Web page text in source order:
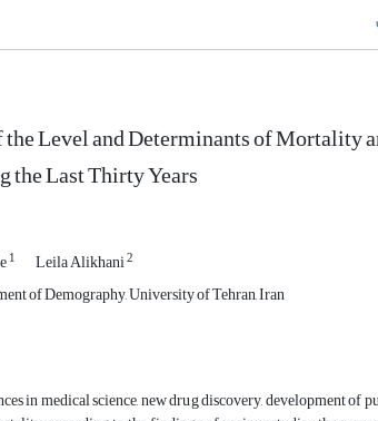
Level and Determinants of Mortality
the Last Thirty Years
1 Leila Alikhani2
of Demography, University of Tehran, Iran
in medical science, new drug discovery, development